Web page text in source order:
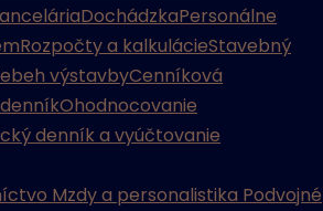
DochádzkaPersonálne
Rozpočty a kalkulácieStavebný
výstavbyCenníková
Ohodnocovanie
denník a vyúčtovanie
Mzdy a personalistika Podvojné